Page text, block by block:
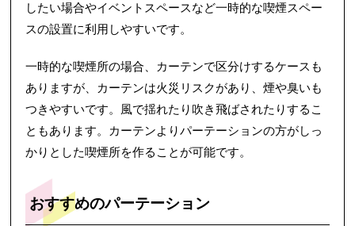
したい場合やイベントスペースなど一時的な喫煙スペー
スの設置に利用しやすいです。
一時的な喫煙所の場合、カーテンで区分けするケースも
ありますが、カーテンは火災リスクがあり、煙や臭いも
つきやすいです。風で揺れたり吹き飛ばされたりするこ
ともあります。カーテンよりパーテーションの方がしっ
かりとした喫煙所を作ることが可能です。
おすすめのパーテーション